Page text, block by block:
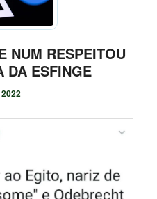
NUM RESPEITOU
DA ESFINGE